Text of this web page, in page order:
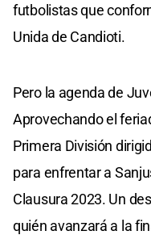
futbolistas que
Unida de Candioti.
Pero la agenda de
Aprovechando el
Primera División
para enfrentar a
Clausura 2023. Un
quién avanzará a la